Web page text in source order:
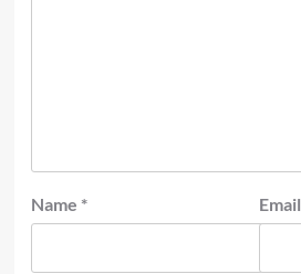
Name * Email